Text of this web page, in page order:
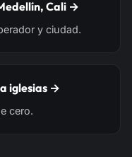
Cali →
y ciudad.
iglesias →
cero.